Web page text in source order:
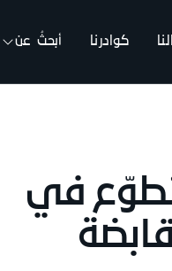
كوادرنا أبحثُ عن
في